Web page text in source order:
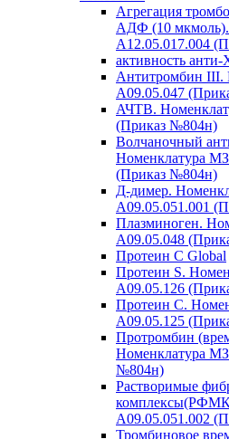
Агрегация
АДФ (10
A12.05.017.004
активность
Антитромбин III.
A09.05.047
АЧТВ.
(Приказ №804н)
Волчаночный
Номенклатура
(Приказ №804н)
Д-димер.
A09.05.051.001
Плазминоген.
A09.05.048
Протеин C Global
Протеин S.
A09.05.126
Протеин С.
A09.05.125
Протромбин
Номенклатура
№804н)
Растворимые
A09.05.051.002
Тромбиновое